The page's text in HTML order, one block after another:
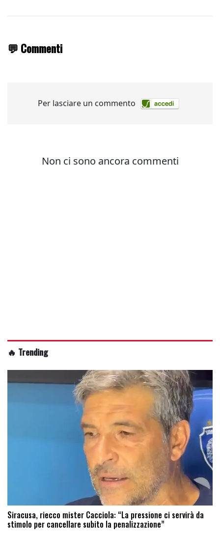
💬 Commenti
🔥 Trending
Siracusa, riecco mister Cacciola: “La pressione ci servirà da
stimolo per cancellare subito la penalizzazione”